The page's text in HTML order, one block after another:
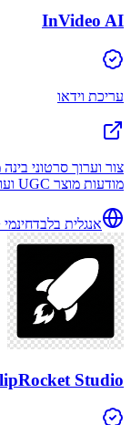
InVideo AI
עריכת וידאו
צור וערוך סרטוני
מודעות מוצר UGC ועוד הרבה יותר!
אנגלית בלבד
Studio